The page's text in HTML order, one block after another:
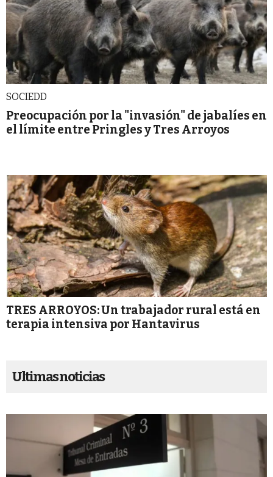
SOCIEDD
Preocupación por la "invasión" de jabalíes en
el límite entre Pringles y Tres Arroyos
TRES ARROYOS: Un trabajador rural está en
terapia intensiva por Hantavirus
Ultimas noticias